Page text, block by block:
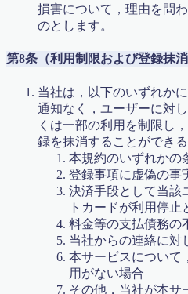
損害について，理由を問
のとします。
第8条（利用制限および登録抹消
当社は，以下のいずれか
通知なく，ユーザーに対
くは一部の利用を制限し
録を抹消することができる
本規約のいずれかの
登録事項に虚偽の事
決済手段として当該
トカードが利用停止
料金等の支払債務の
当社からの連絡に対
本サービスについて
用がない場合
その他，当社が本サ